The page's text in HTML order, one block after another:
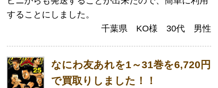
ナニワトモアレとは、南勝久による漫画。
「週刊ヤングマガジン」で２０００年に連載を開始
同年３月発売の１４号で２部「なにわ友あれ」開
た環状族を描いた物語。
セリフは関西弁で書かれており、作者自身も環状族
だったため、リアルなエピソードをつなぎ合わせた